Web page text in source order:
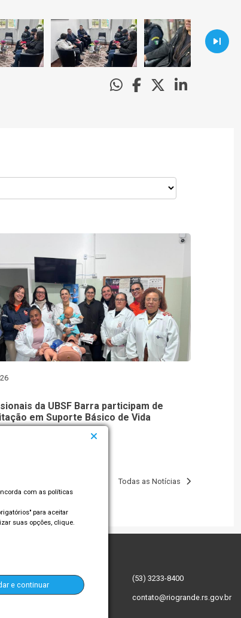
da UBSF Barra participam de
em Suporte Básico de Vida
Todas as Notícias
com as políticas
para aceitar
suas opções, clique.
e continuar
(53) 3233-8400
contato@riogrande.rs.gov.br